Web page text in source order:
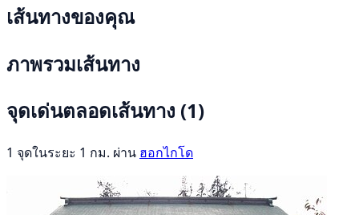
เส้นทางของคุณ
ภาพรวมเส้นทาง
จุดเด่นตลอดเส้นทาง (1)
1 จุดในระยะ 1 กม. ผ่าน ฮอกไกโด